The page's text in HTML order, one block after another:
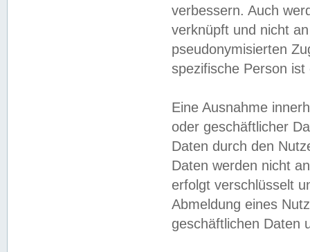
verbessern. Auch
verknüpft und nicht
pseudonymisierten
spezifische Person
Eine Ausnahme
oder geschäftlicher
Daten durch den
Daten werden nicht
erfolgt verschlüsselt
Abmeldung eines
geschäftlichen Daten